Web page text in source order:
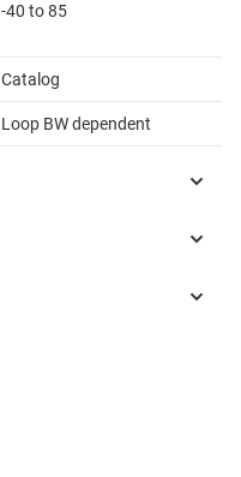
-40 to 85
Catalog
Loop BW dependent